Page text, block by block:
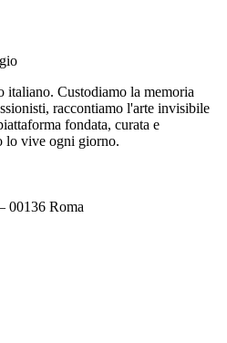
italiano. Custodiamo la memoria
raccontiamo l'arte invisibile
fondata, curata e
lo vive ogni giorno.
Roma